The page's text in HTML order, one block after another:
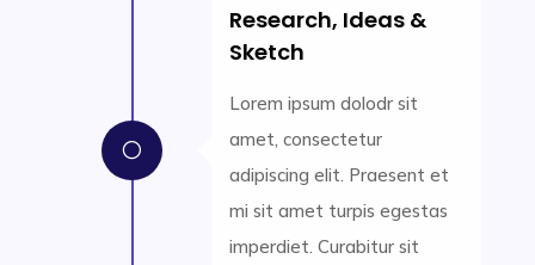
[
Research, Ideas &
Sketch
Lorem ipsum dolodr sit
amet, consectetur
adipiscing elit. Praesent et
mi sit amet turpis egestas
imperdiet. Curabitur sit